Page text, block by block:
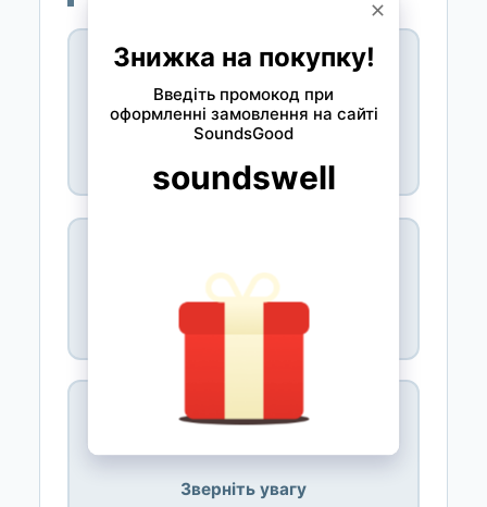
🖤 Monobank
Розстрочка без комісій і переплат.
Обирайте зручну кількість платежів —
Опція «Оплата частинами», 0% комісії
⚠️
Зверніть увагу